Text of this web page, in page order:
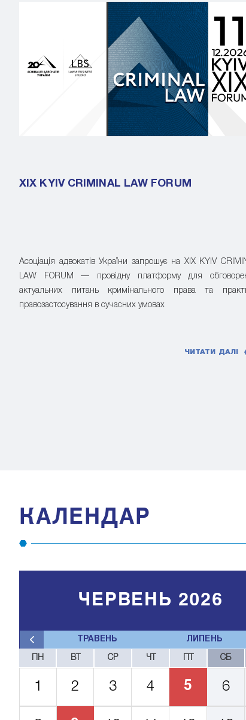
XIX KYIV CRIMINAL LAW FORUM
Асоціація адвокатів України запрошує на XIX KYIV
LAW FORUM — провідну платформу для
актуальних питань кримінального права та
правозастосування в сучасних умовах
ЧИТАТИ ДАЛІ
КАЛЕНДАР
ТРАВЕНЬ ЛИПЕНЬ
ЧЕРВЕНЬ 2026
ПН ВТ СР ЧТ СБ
1 2 3 4 5 6